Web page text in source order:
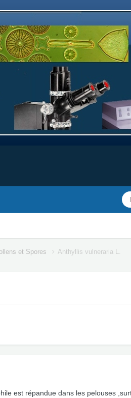
et Spores Anthyllis vulneraria L.
est répandue dans les pelouses